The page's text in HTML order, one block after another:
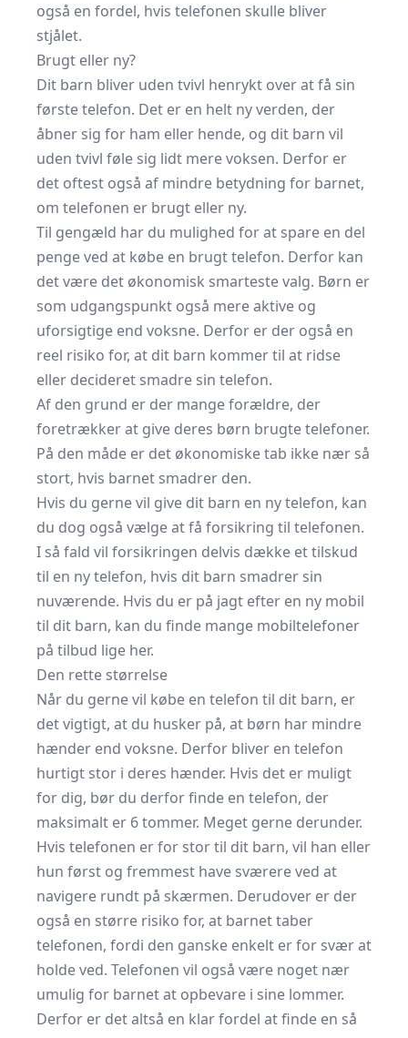
også en fordel, hvis telefonen skulle bliver
stjålet.
Brugt eller ny?
Dit barn bliver uden tvivl henrykt over at få sin
første telefon. Det er en helt ny verden, der
åbner sig for ham eller hende, og dit barn vil
uden tvivl føle sig lidt mere voksen. Derfor er
det oftest også af mindre betydning for barnet,
om telefonen er brugt eller ny.
Til gengæld har du mulighed for at spare en del
penge ved at købe en brugt telefon. Derfor kan
det være det økonomisk smarteste valg. Børn er
som udgangspunkt også mere aktive og
uforsigtige end voksne. Derfor er der også en
reel risiko for, at dit barn kommer til at ridse
eller decideret smadre sin telefon.
Af den grund er der mange forældre, der
foretrækker at give deres børn brugte telefoner.
På den måde er det økonomiske tab ikke nær så
stort, hvis barnet smadrer den.
Hvis du gerne vil give dit barn en ny telefon, kan
du dog også vælge at få forsikring til telefonen.
I så fald vil forsikringen delvis dække et tilskud
til en ny telefon, hvis dit barn smadrer sin
nuværende. Hvis du er på jagt efter en ny mobil
til dit barn, kan du finde mange mobiltelefoner
på tilbud lige her.
Den rette størrelse
Når du gerne vil købe en telefon til dit barn, er
det vigtigt, at du husker på, at børn har mindre
hænder end voksne. Derfor bliver en telefon
hurtigt stor i deres hænder. Hvis det er muligt
for dig, bør du derfor finde en telefon, der
maksimalt er 6 tommer. Meget gerne derunder.
Hvis telefonen er for stor til dit barn, vil han eller
hun først og fremmest have sværere ved at
navigere rundt på skærmen. Derudover er der
også en større risiko for, at barnet taber
telefonen, fordi den ganske enkelt er for svær at
holde ved. Telefonen vil også være noget nær
umulig for barnet at opbevare i sine lommer.
Derfor er det altså en klar fordel at finde en så